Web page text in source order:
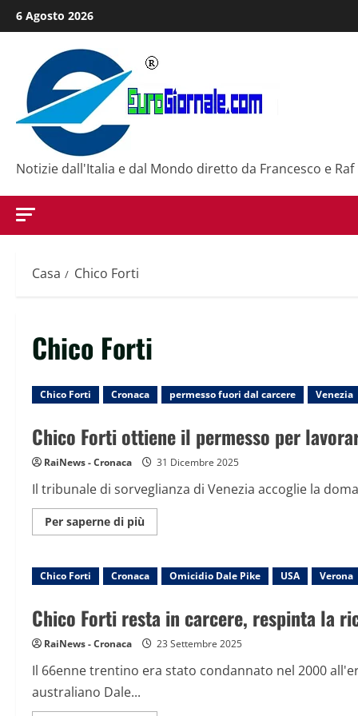
Salta
al
contenuto
6 Agosto 2026
Notizie dall'Italia e dal Mondo diretto da Francesco e
Casa Chico Forti
Chico Forti
Chico Forti Cronaca permesso fuori dal carcere Venezia
Chico Forti ottiene il permesso per
RaiNews - Cronaca 31 Dicembre 2025
Il tribunale di sorveglianza di Venezia accoglie la
Per saperne di più
informazioni
Forti
ottiene
il
per
lavorare
fuori
dal
di
Verona:
pizzaiolo
Chico Forti Cronaca Omicidio Dale Pike USA Verona
Chico Forti resta in carcere, respinta la
RaiNews - Cronaca 23 Settembre 2025
Il 66enne trentino era stato condannato nel 2000
australiano Dale...